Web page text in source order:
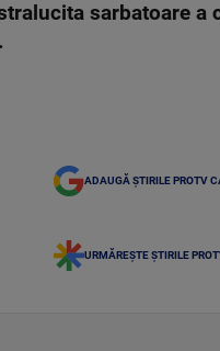
sarbatoare
ADAUGĂ ȘTIRILE PROTV
URMĂREȘTE ȘTIRILE